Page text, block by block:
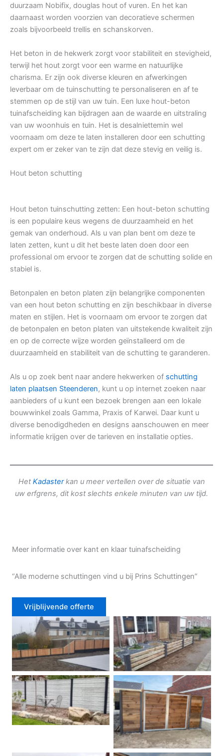
duurzaam Nobifix, douglas hout of vuren. En het kan
daarnaast worden voorzien van decoratieve schermen
zoals bijvoorbeeld trellis en schanskorven.
Het beton in de hekwerk zorgt voor stabiliteit en stevigheid,
terwijl het hout zorgt voor een warme en natuurlijke
charisma. Er zijn ook diverse kleuren en afwerkingen
leverbaar om de tuinschutting te personaliseren en af te
stemmen op de stijl van uw tuin. Een luxe hout-beton
tuinafscheiding kan bijdragen aan de waarde en uitstraling
van uw woonhuis en tuin. Het is desalniettemin wel
voornaam om deze te laten installeren door een schutting
expert om er zeker van te zijn dat deze stevig en veilig is.
Hout beton schutting
Hout beton tuinschutting zetten: Een hout-beton schutting
is een populaire keus wegens de duurzaamheid en het
gemak van onderhoud. Als u van plan bent om deze te
laten zetten, kunt u dit het beste laten doen door een
professional om ervoor te zorgen dat de schutting solide en
stabiel is.
Betonpalen en beton platen zijn belangrijke componenten
van een hout beton schutting en zijn beschikbaar in diverse
maten en stijlen. Het is voornaam om ervoor te zorgen dat
de betonpalen en beton platen van uitstekende kwaliteit zijn
en op de correcte wijze worden geïnstalleerd om de
duurzaamheid en stabiliteit van de schutting te garanderen.
Als u op zoek bent naar andere hekwerken of schutting
laten plaatsen Steenderen, kunt u op internet zoeken naar
aanbieders of u kunt een bezoek brengen aan een lokale
bouwwinkel zoals Gamma, Praxis of Karwei. Daar kunt u
diverse benodigdheden en designs aanschouwen en meer
informatie krijgen over de tarieven en installatie opties.
Het Kadasterkan u meer vertellen over de situatie van
uw erfgrens, dit kost slechts enkele minuten van uw tijd.
Meer informatie over kant en klaar tuinafscheiding
“Alle moderne schuttingen vind u bij Prins Schuttingen”
Vrijblijvende offerte
Douglas schutting Tuinhek voortuin
Betonschutting
Dubbele poort